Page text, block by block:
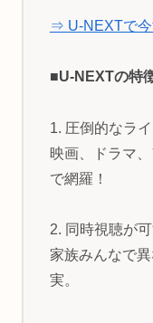
⇒ U-NEXTで今
■U-NEXTの特
1. 圧倒的なラ
映画、ドラマ
で網羅！
2. 同時視聴が
家族みんなで
実。